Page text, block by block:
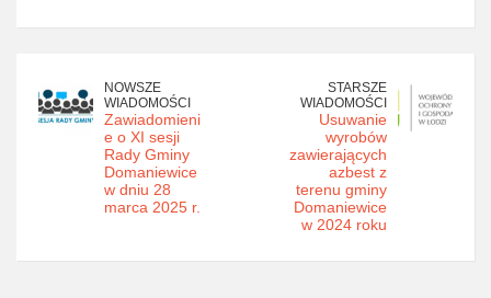
NOWSZE
WIADOMOŚCI
Zawiadomieni
e o XI sesji
Rady Gminy
Domaniewice
w dniu 28
marca 2025 r.
STARSZE
WIADOMOŚCI
Usuwanie
wyrobów
zawierających
azbest z
terenu gminy
Domaniewice
w 2024 roku